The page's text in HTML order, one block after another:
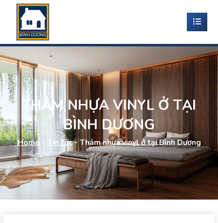
THẢM NHỰA VINYL Ở TẠI
BÌNH DƯƠNG
Home - Tin tức-Thảm nhựa vinyl ở tại Bình Dương